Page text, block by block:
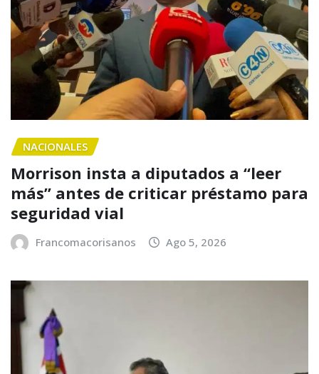
NACIONALES
Morrison insta a diputados a “leer
más” antes de criticar préstamo para
seguridad vial
Francomacorisanos Ago 5, 2026